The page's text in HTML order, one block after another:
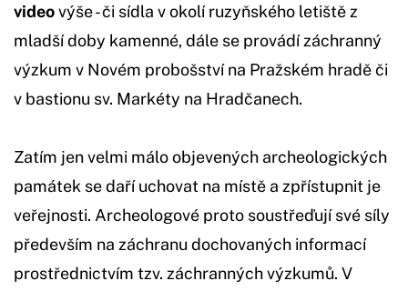
videovýše - či sídla v okolí ruzyňského letiště z
mladší doby kamenné, dále se provádí záchranný
výzkum v Novém probošství na Pražském hradě či
v bastionu sv. Markéty na Hradčanech.
Zatím jen velmi málo objevených archeologických
památek se daří uchovat na místě a zpřístupnit je
veřejnosti. Archeologové proto soustřeďují své síly
především na záchranu dochovaných informací
prostřednictvím tzv. záchranných výzkumů. V